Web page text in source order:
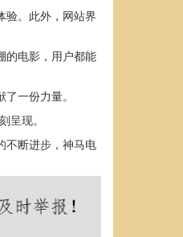
验。此外，网站界
的电影，用户都能
一份力量。
呈现。
不断进步，神马电